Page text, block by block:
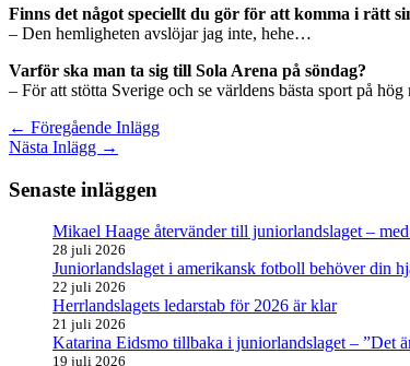
Finns det något speciellt du gör för att komma i rätt
– Den hemligheten avslöjar jag inte, hehe…
Varför ska man ta sig till Sola Arena på söndag?
– För att stötta Sverige och se världens bästa sport på hög
← Föregående Inlägg
Nästa Inlägg →
Senaste inläggen
Mikael Haage återvänder till juniorlandslaget –
28 juli 2026
Juniorlandslaget i amerikansk fotboll behöver din
22 juli 2026
Herrlandslagets ledarstab för 2026 är klar
21 juli 2026
Katarina Eidsmo tillbaka i juniorlandslaget – ”Det
19 juli 2026